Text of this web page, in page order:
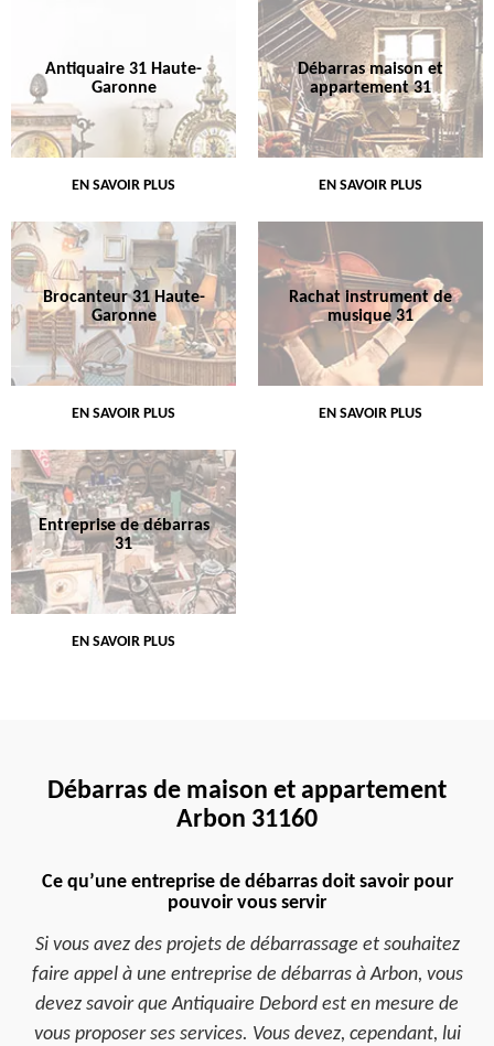
Antiquaire 31 Haute-
Garonne
EN SAVOIR PLUS
Débarras maison et
appartement 31
EN SAVOIR PLUS
Brocanteur 31 Haute-
Garonne
EN SAVOIR PLUS
Rachat instrument de
musique 31
EN SAVOIR PLUS
Entreprise de débarras
31
EN SAVOIR PLUS
Débarras de maison et appartement
Arbon 31160
Ce qu’une entreprise de débarras doit savoir pour
pouvoir vous servir
Si vous avez des projets de débarrassage et souhaitez
faire appel à une entreprise de débarras à Arbon, vous
devez savoir que Antiquaire Debord est en mesure de
vous proposer ses services. Vous devez, cependant, lui